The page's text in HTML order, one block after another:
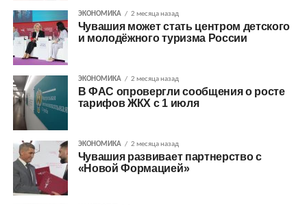
ЭКОНОМИКА 2 месяца назад
Чувашия может стать центром детского
и молодёжного туризма России
ЭКОНОМИКА 2 месяца назад
В ФАС опровергли сообщения о росте
тарифов ЖКХ с 1 июля
ЭКОНОМИКА 2 месяца назад
Чувашия развивает партнерство с
«Новой Формацией»